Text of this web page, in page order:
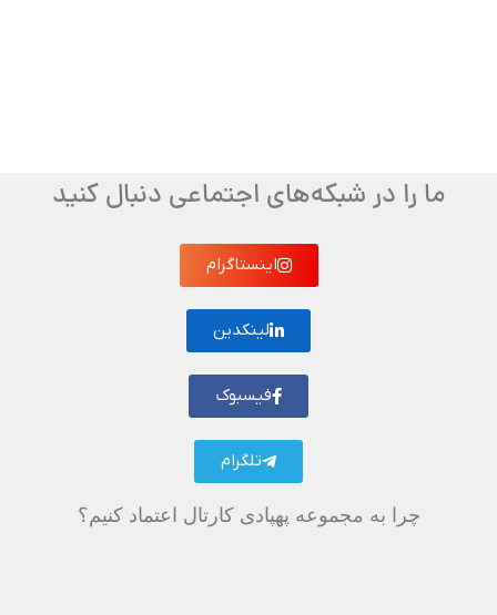
ما را در شبکه‌های اجتماعی دنبال کنید
اینستاگرام
لینکدین
فیسبوک
تلگرام
چرا به مجموعه پهپادی کارتال اعتماد کنیم؟